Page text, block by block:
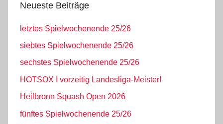
Neueste Beiträge
letztes Spielwochenende 25/26
siebtes Spielwochenende 25/26
sechstes Spielwochenende 25/26
HOTSOX I vorzeitig Landesliga-Meister!
Heilbronn Squash Open 2026
fünftes Spielwochenende 25/26